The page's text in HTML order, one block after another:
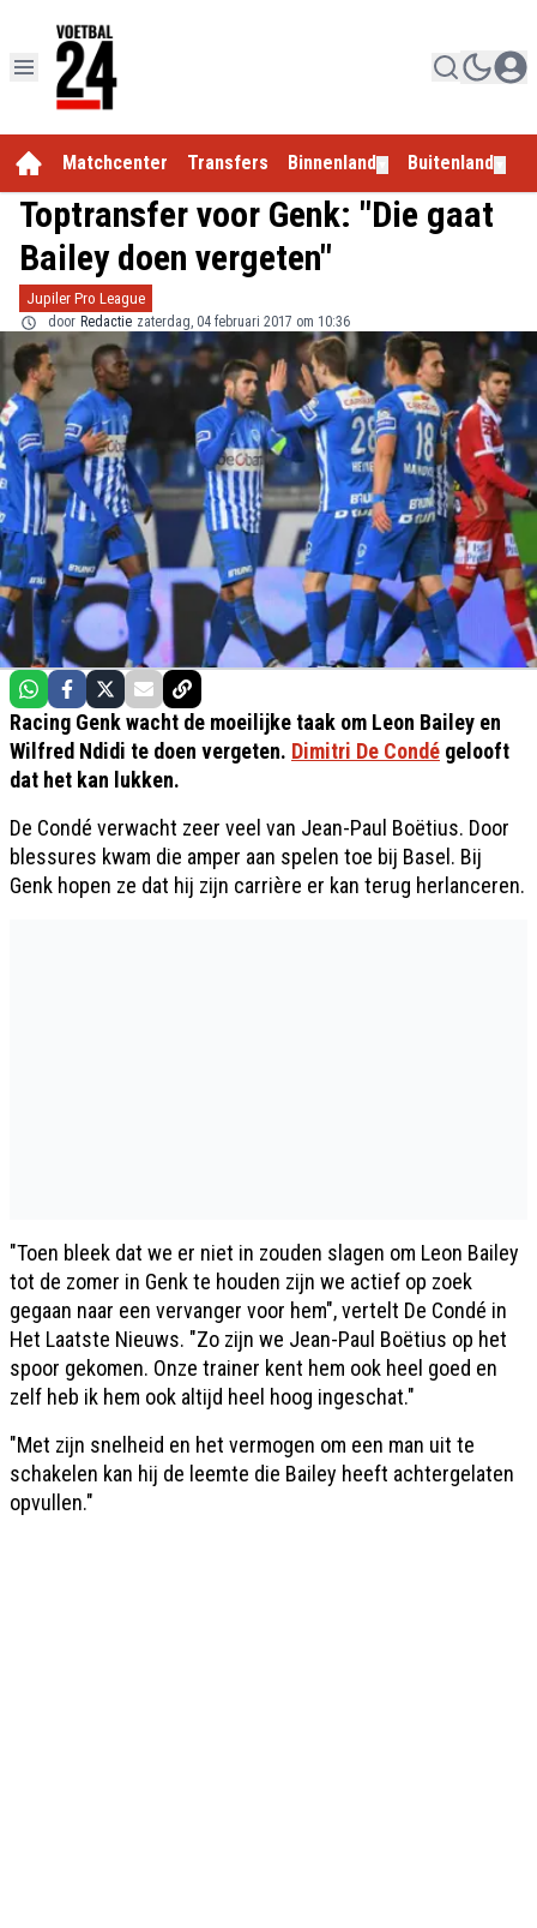
Matchcenter Transfers Binnenland Buitenland
Toptransfer voor Genk: "Die gaat
Bailey doen vergeten"
Jupiler Pro League
door Redactie zaterdag, 04 februari 2017 om 10:36
Racing Genk wacht de moeilijke taak om Leon Bailey en
Wilfred Ndidi te doen vergeten. Dimitri De Condé gelooft
dat het kan lukken.
De Condé verwacht zeer veel van Jean-Paul Boëtius. Door
blessures kwam die amper aan spelen toe bij Basel. Bij
Genk hopen ze dat hij zijn carrière er kan terug herlanceren.
"Toen bleek dat we er niet in zouden slagen om Leon Bailey
tot de zomer in Genk te houden zijn we actief op zoek
gegaan naar een vervanger voor hem", vertelt De Condé in
Het Laatste Nieuws. "Zo zijn we Jean-Paul Boëtius op het
spoor gekomen. Onze trainer kent hem ook heel goed en
zelf heb ik hem ook altijd heel hoog ingeschat."
"Met zijn snelheid en het vermogen om een man uit te
schakelen kan hij de leemte die Bailey heeft achtergelaten
opvullen."